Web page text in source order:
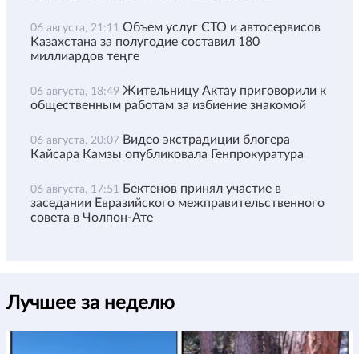
06 августа, 21:11 Объем услуг СТО и автосервисов
Казахстана за полугодие составил 180
миллиардов теңге
06 августа, 18:49 Жительницу Актау приговорили к
общественным работам за избиение знакомой
06 августа, 20:07 Видео экстрадиции блогера
Кайсара Камзы опубликовала Генпрокуратура
06 августа, 17:51 Бектенов принял участие в
заседании Евразийского межправительственного
совета в Чолпон-Ате
Лучшее за неделю